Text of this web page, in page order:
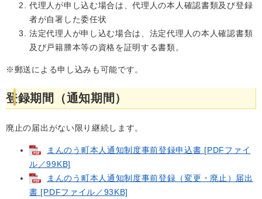
代理人が申し込む場合は、代理人の本人確認書類及び登録
者が自署した委任状
法定代理人が申し込む場合は、法定代理人の本人確認書類
及び戸籍謄本等の資格を証明する書類。
※郵送による申し込みも可能です。
登録期間（通知期間）
廃止の届出がない限り継続します。
まんのう町本人通知制度事前登録申込書 [PDFファイ
ル／99KB]
まんのう町本人通知制度事前登録（変更・廃止）届出
書 [PDFファイル／93KB]